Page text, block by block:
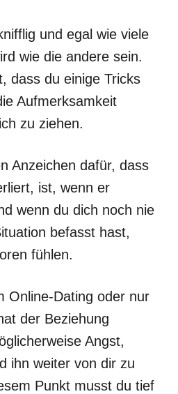
und egal wie viele
wie die andere sein.
dass du einige Tricks
Aufmerksamkeit
zu ziehen.
Anzeichen dafür, dass
ist, wenn er
wenn du dich noch nie
befasst hast,
fühlen.
Online-Dating oder nur
der Beziehung
Angst,
ihn weiter von dir zu
Punkt musst du tief